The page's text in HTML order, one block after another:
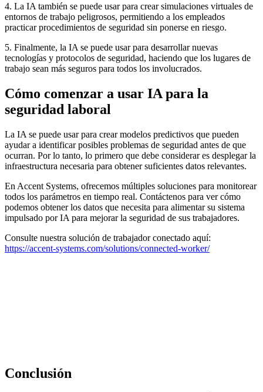
4. La IA también se puede usar para crear simulaciones virtuales de
entornos de trabajo peligrosos, permitiendo a los empleados
practicar procedimientos de seguridad sin ponerse en riesgo.
5. Finalmente, la IA se puede usar para desarrollar nuevas
tecnologías y protocolos de seguridad, haciendo que los lugares de
trabajo sean más seguros para todos los involucrados.
Cómo comenzar a usar IA para la
seguridad laboral
La IA se puede usar para crear modelos predictivos que pueden
ayudar a identificar posibles problemas de seguridad antes de que
ocurran. Por lo tanto, lo primero que debe considerar es desplegar la
infraestructura necesaria para obtener suficientes datos relevantes.
En Accent Systems, ofrecemos múltiples soluciones para monitorear
todos los parámetros en tiempo real. Contáctenos para ver cómo
podemos obtener los datos que necesita para alimentar su sistema
impulsado por IA para mejorar la seguridad de sus trabajadores.
Consulte nuestra solución de trabajador conectado aquí:
https://accent-systems.com/solutions/connected-worker/
Conclusión